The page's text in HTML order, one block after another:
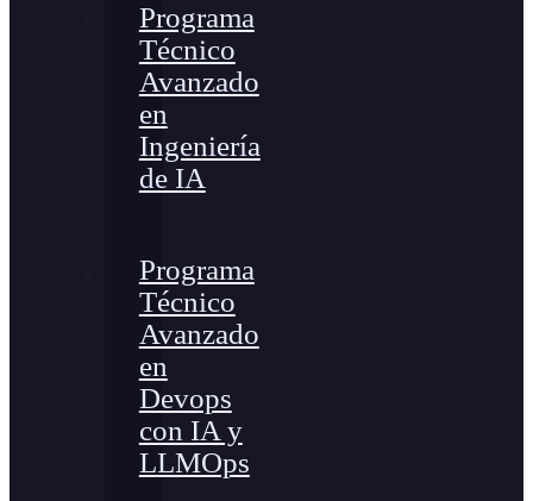
Programa
Técnico
Avanzado
en
Ingeniería
de IA
Programa
Técnico
Avanzado
en
Devops
con IA y
LLMOps